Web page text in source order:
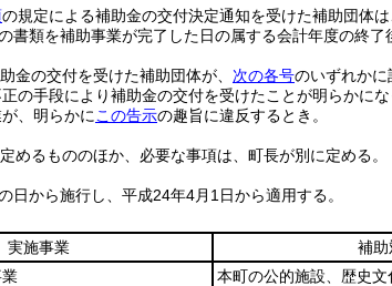
の規定による補助金の交付決定通知を受けた補助団体
書類を補助事業が完了した日の属する会計年度の終了
金の交付を受けた補助団体が、 次の各号のいずれかに
の手段により補助金の交付を受けたことが明らかにな
、明らかに この告示の趣旨に違反するとき。
めるもののほか、必要な事項は、町長が別に定める。
日から施行し、平成24年4月1日から適用する。
実施事業
補助
本町の公的施設、歴史